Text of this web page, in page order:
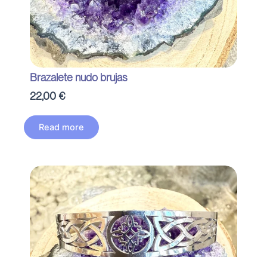
Brazalete nudo brujas
22,00 €
Read more